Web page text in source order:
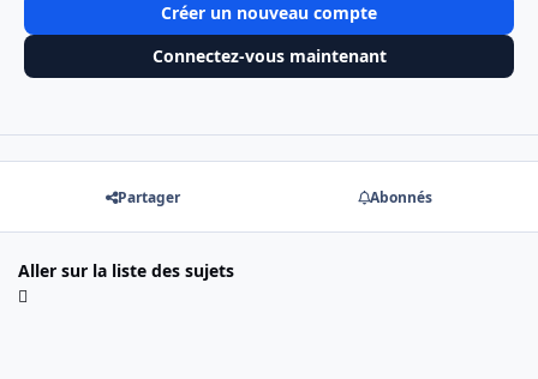
Créer un nouveau compte
Connectez-vous maintenant
Partager Abonnés
Aller sur la liste des sujets